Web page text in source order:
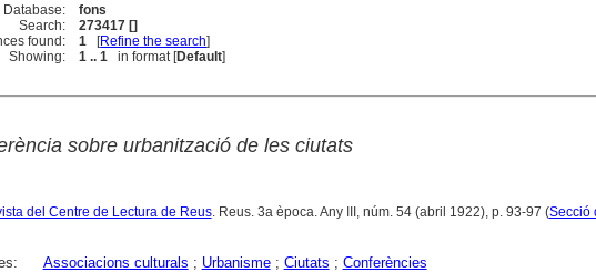
Database:
fons
Search:
273417 []
found:
1 [Refine the search]
Showing:
1 .. 1 in format [Default]
sobre urbanització de les ciutats
del Centre de Lectura de Reus. Reus. 3a època. Any III, núm. 54 (abril 1922), p. 93-97 (Secció
Associacions culturals ; Urbanisme; Ciutats ; Conferències